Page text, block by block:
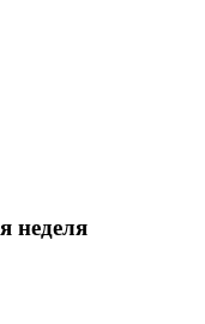
неделя